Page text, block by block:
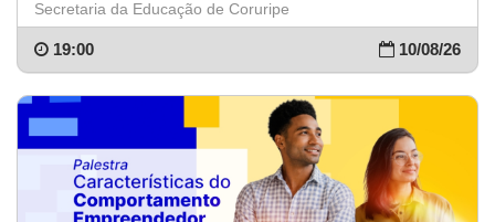
Secretaria da Educação de Coruripe
10/08/26
19:00